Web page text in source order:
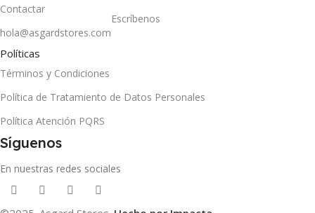
Contactar
hola@asgardstores.com
Escríbenos
Políticas
Términos y Condiciones
Política de Tratamiento de Datos Personales
Política Atención PQRS
Síguenos
En nuestras redes sociales